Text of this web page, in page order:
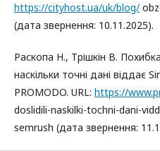
https://cityhost.ua/uk/blog/
(дата звернення: 10.11.2025).
Раскопа Н., Трішкін В.
наскільки точні дані віддає
PROMODO. URL: https://
doslidili-naskilki-tochni-dani-
semrush (дата звернення: